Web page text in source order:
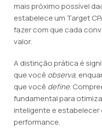
mais próximo possível
estabelece um Target
fazer com que cada
valor.
A distinção prática é
que você observa,
que você define.
fundamental para
inteligente e
performance.